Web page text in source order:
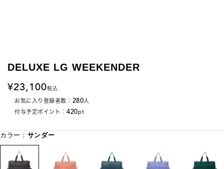
DELUXE LG WEEKENDER
23,100税込
お気に入り登録者数： 280人
付与予定ポイント： 420pt
カラー： サンダー